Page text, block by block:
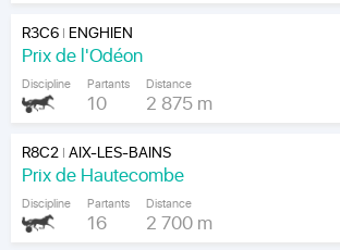
R3C6| ENGHIEN
Prix de l'Odéon
Discipline Partants
10
Distance
2 875 m
R8C2|AIX-LES-BAINS
Prix de Hautecombe
Discipline Partants
16
Distance
2 700 m